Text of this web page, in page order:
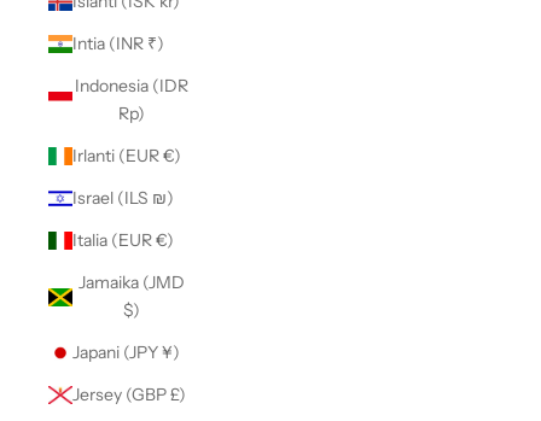
Intia (INR ₹)
Indonesia (IDR
Rp)
Irlanti (EUR €)
Israel (ILS ₪)
Italia (EUR €)
Jamaika (JMD
$)
Japani (JPY ¥)
Jersey (GBP £)